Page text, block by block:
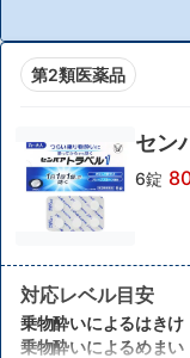
第2類医薬品
セン
6錠
対応レベル目安
乗物酔いによるはきけ
乗物酔いによるめまい